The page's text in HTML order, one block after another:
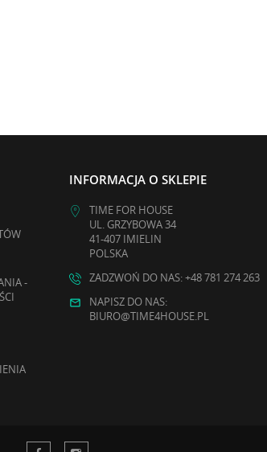
-
INFORMACJA O SKLEPIE
TIME FOR HOUSE
UL. GRZYBOWA 34
41-407 IMIELIN
POLSKA
ZADZWOŃ DO NAS: +48 781 274 263
NAPISZ DO NAS:
BIURO@TIME4HOUSE.PL